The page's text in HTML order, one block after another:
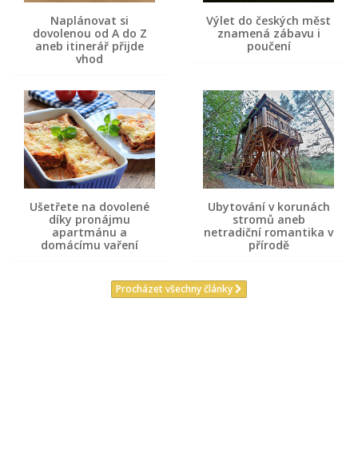
Naplánovat si
dovolenou od A do Z
aneb itinerář přijde
vhod
Výlet do českých měst
znamená zábavu i
poučení
Ušetřete na dovolené
díky pronájmu
apartmánu a
domácímu vaření
Ubytování v korunách
stromů aneb
netradiční romantika v
přírodě
Procházet všechny články